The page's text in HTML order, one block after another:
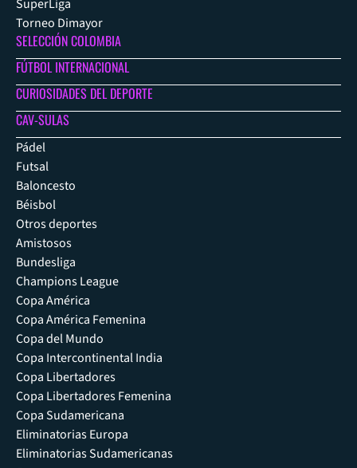
SuperLiga
Torneo Dimayor
SELECCIÓN COLOMBIA
FÚTBOL INTERNACIONAL
CURIOSIDADES DEL DEPORTE
CAV-SULAS
Pádel
Futsal
Baloncesto
Béisbol
Otros deportes
Amistosos
Bundesliga
Champions League
Copa América
Copa América Femenina
Copa del Mundo
Copa Intercontinental India
Copa Libertadores
Copa Libertadores Femenina
Copa Sudamericana
Eliminatorias Europa
Eliminatorias Sudamericanas